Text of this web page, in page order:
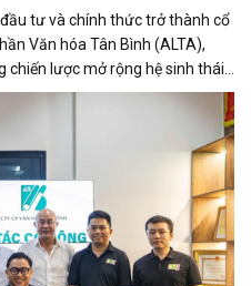
tư và chính thức trở thành cổ
Văn hóa Tân Bình (ALTA),
lược mở rộng hệ sinh thái
triển dài hạn của doanh